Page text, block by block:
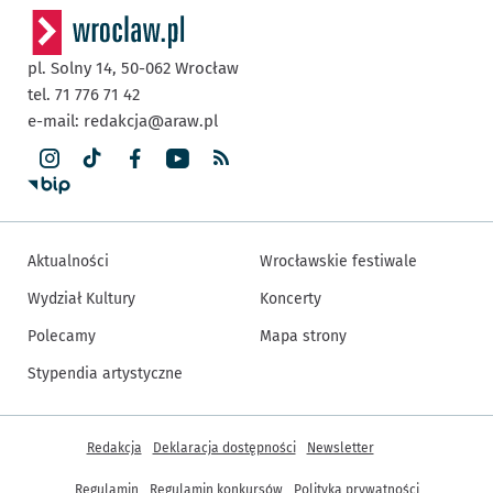
pl. Solny 14, 50-062 Wrocław
tel. 71 776 71 42
e-mail: redakcja@araw.pl
Aktualności
Wydział Kultury
Polecamy
Stypendia artystyczne
Wrocławskie festiwale
Koncerty
Mapa strony
Inne informacje
Redakcja Deklaracja dostępności Newsletter